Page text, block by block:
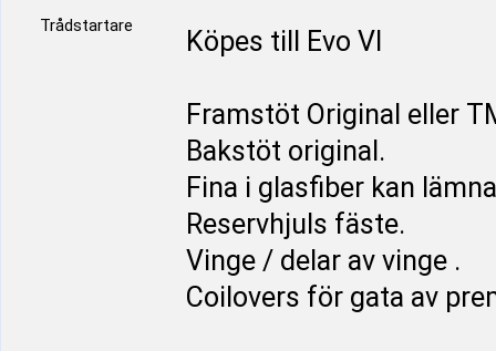
Trådstartare Köpes till Evo VI
Framstöt Original eller
Bakstöt original.
Fina i glasfiber kan
Reservhjuls fäste.
Vinge / delar av vinge .
Coilovers för gata av